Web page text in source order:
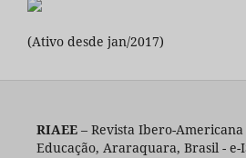
(Ativo desde jan/2017)
RIAEE– Revista Ibero-Americana
Educação, Araraquara, Brasil - e-